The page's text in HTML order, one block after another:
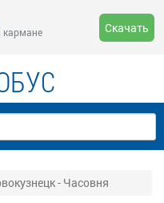
кармане
Скачать
- Часовня